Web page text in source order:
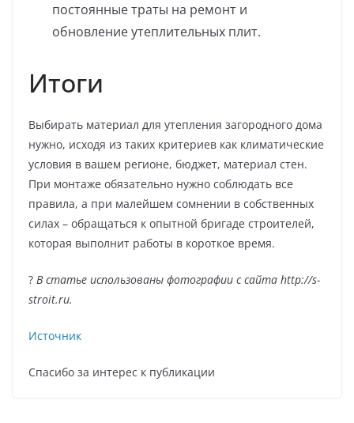
постоянные траты на ремонт и
обновление утеплительных плит.
Итоги
Выбирать материал для утепления загородного дома
нужно, исходя из таких критериев как климатические
условия в вашем регионе, бюджет, материал стен.
При монтаже обязательно нужно соблюдать все
правила, а при малейшем сомнении в собственных
силах – обращаться к опытной бригаде строителей,
которая выполнит работы в короткое время.
? В статье использованы фотографии с сайта http://s-
stroit.ru.
Источник
Спасибо за интерес к публикации